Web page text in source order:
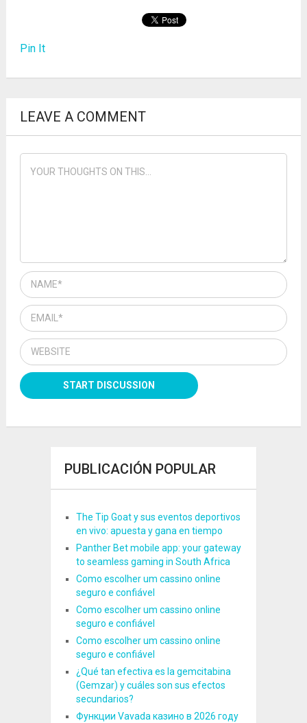
Pin It
LEAVE A COMMENT
PUBLICACIÓN POPULAR
The Tip Goat y sus eventos deportivos
en vivo: apuesta y gana en tiempo
Panther Bet mobile app: your gateway
to seamless gaming in South Africa
Como escolher um cassino online
seguro e confiável
Como escolher um cassino online
seguro e confiável
Como escolher um cassino online
seguro e confiável
¿Qué tan efectiva es la gemcitabina
(Gemzar) y cuáles son sus efectos
secundarios?
Функции Vavada казино в 2026 году